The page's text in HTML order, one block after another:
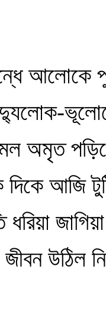
আলোকে
দ্যুলোক-
অমৃত
দিকে আজি
ধরিয়া
জীবন উঠিল